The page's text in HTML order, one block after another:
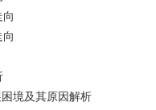
境及其原因解析